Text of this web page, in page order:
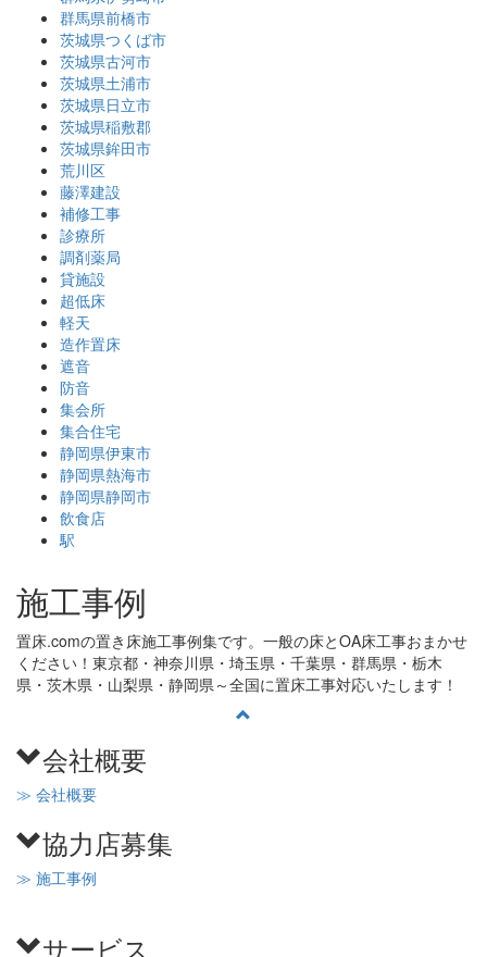
群馬県前橋市
茨城県つくば市
茨城県古河市
茨城県土浦市
茨城県日立市
茨城県稲敷郡
茨城県鉾田市
荒川区
藤澤建設
補修工事
診療所
調剤薬局
貸施設
超低床
軽天
造作置床
遮音
防音
集会所
集合住宅
静岡県伊東市
静岡県熱海市
静岡県静岡市
飲食店
駅
施工事例
置床.comの置き床施工事例集です。一般の床とOA床工事おまかせ
ください！東京都・神奈川県・埼玉県・千葉県・群馬県・栃木
県・茨木県・山梨県・静岡県～全国に置床工事対応いたします！
会社概要
≫ 会社概要
協力店募集
≫ 施工事例
サービス